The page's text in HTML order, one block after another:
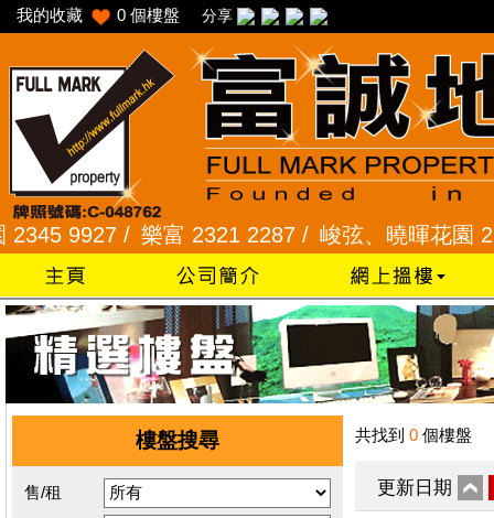
我的收藏 0 個樓盤 分享
9927 /樂富 2321 2287 /峻弦、曉暉花園 2345
樓盤搜尋
售/租
共找到 0 個樓盤
更新日期